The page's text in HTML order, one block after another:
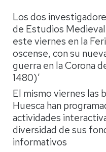
Los dos
de Estudios
este viernes en la
oscense, con su
guerra en la Corona
1480)’
El mismo viernes las
Huesca han
actividades
diversidad de sus
informativos